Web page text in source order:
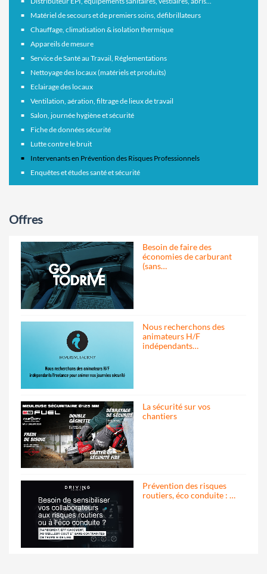
Matériel de secours et de premiers soins, défibrillateurs
Chauffage, climatisation & isolation thermique
Appareils de mesure
Service de Santé au Travail, Réglementations
Nettoyage des locaux (matériels et produits)
Eclairage des locaux
Ventilation, aération, filtrage de lieux de travail
Salon, journée hygiène et sécurité
Fiche de données sécurité
Lutte contre le bruit
Intervenants en Prévention des Risques Professionnels
Enquêtes et études santé et sécurité
Offres
Besoin de faire des
économies de carburant
(sans…
Nous recherchons des
animateurs H/F
indépendants…
La sécurité sur vos
chantiers
Prévention des risques
routiers, éco conduite : …